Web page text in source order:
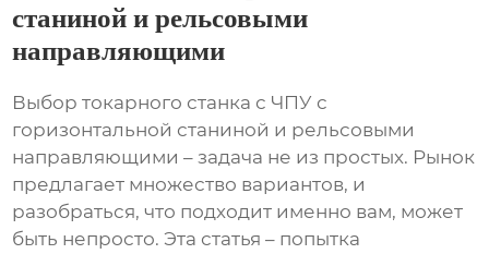
станиной и рельсовыми
направляющими
Выбортокарного станка с ЧПУ с
горизонтальной станиной и рельсовыми
направляющими – задача не из простых. Рынок
предлагает множество вариантов, и
разобраться, что подходит именно вам, может
быть непросто. Эта статья – попытка